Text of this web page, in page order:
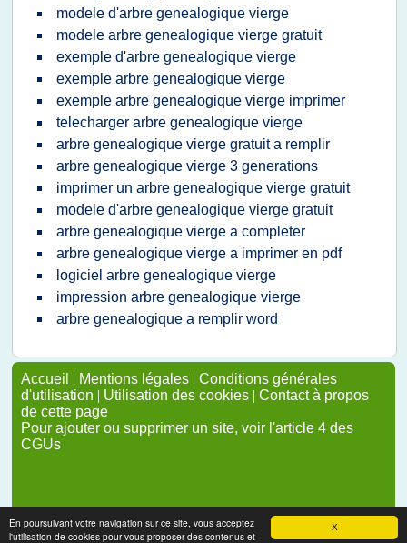
X
En poursuivant votre navigation sur ce site, vous acceptez
l'utilisation de cookies pour vous proposer des contenus et
modele d'arbre genealogique vierge
modele arbre genealogique vierge gratuit
exemple d'arbre genealogique vierge
exemple arbre genealogique vierge
exemple arbre genealogique vierge imprimer
telecharger arbre genealogique vierge
arbre genealogique vierge gratuit a remplir
arbre genealogique vierge 3 generations
imprimer un arbre genealogique vierge gratuit
modele d'arbre genealogique vierge gratuit
arbre genealogique vierge a completer
arbre genealogique vierge a imprimer en pdf
logiciel arbre genealogique vierge
impression arbre genealogique vierge
arbre genealogique a remplir word
Accueil | Mentions légales | Conditions générales
d'utilisation | Utilisation des cookies | Contact à propos
de cette page
Pour ajouter ou supprimer un site, voir l'article 4 des
CGUs